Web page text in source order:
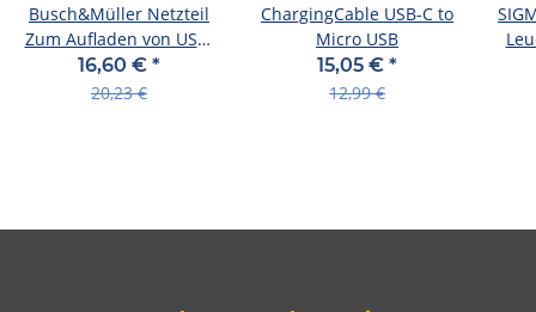
Busch&Müller Netzteil
Zum Aufladen von USB-
G 35 cm, passend
16,60 € *
20,23 €
ChargingCable USB-C to
Micro USB
15,05 € *
12,99 €